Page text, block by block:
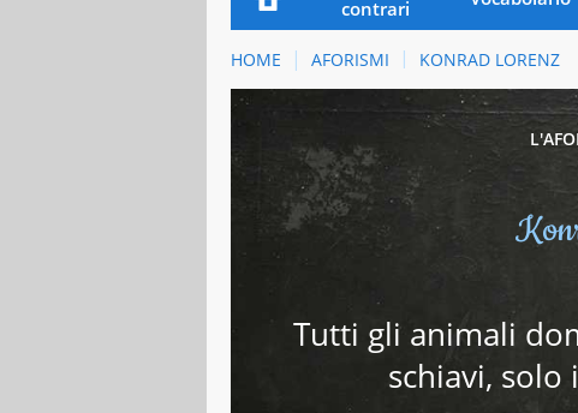
contrari
HOME AFORISMI KONRAD LORENZ
Tutti gli animali
schiavi, solo